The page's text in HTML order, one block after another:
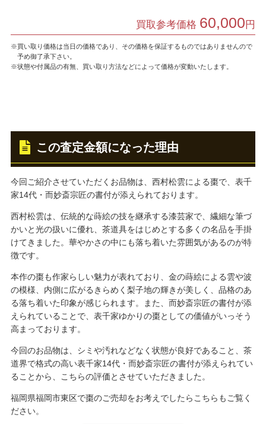
買取参考価格 60,000 円
※買い取り価格は当日の価格であり、その価格を保証するものではありませんので
予め御了承下さい。
※状態や付属品の有無、買い取り方法などによって価格が変動いたします。
この査定金額になった理由
今回ご紹介させていただくお品物は、西村松雲による棗で、表千
家14代・而妙斎宗匠の書付が添えられております。
西村松雲は、伝統的な蒔絵の技を継承する漆芸家で、繊細な筆づ
かいと光の扱いに優れ、茶道具をはじめとする多くの名品を手掛
けてきました。華やかさの中にも落ち着いた雰囲気があるのが特
徴です。
本作の棗も作家らしい魅力が表れており、金の蒔絵による雲や波
の模様、内側に広がるきらめく梨子地の輝きが美しく、品格のあ
る落ち着いた印象が感じられます。また、而妙斎宗匠の書付が添
えられていることで、表千家ゆかりの棗としての価値がいっそう
高まっております。
今回のお品物は、シミや汚れなどなく状態が良好であること、茶
道界で格式の高い表千家14代・而妙斎宗匠の書付が添えられてい
ることから、こちらの評価とさせていただきました。
福岡県福岡市東区で棗のご売却をお考えでしたらこちらもご覧く
ださい。